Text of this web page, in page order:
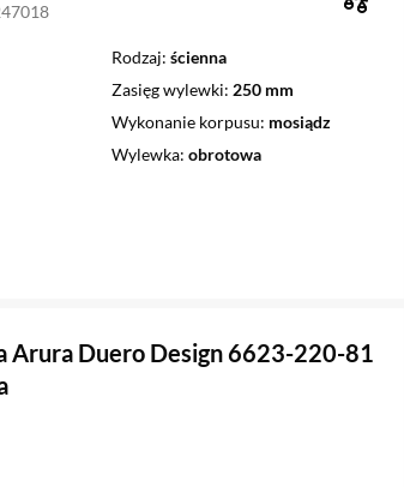
Rodzaj ścienna
Zasięg wylewki 250 mm
Wykonanie korpusu mosiądz
Wylewka obrotowa
Arura Duero Design 6623-220-81